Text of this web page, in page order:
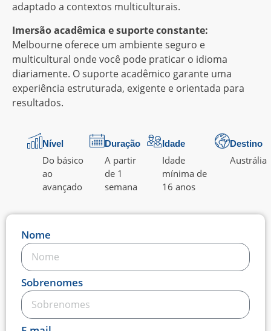
adaptado a contextos multiculturais.
Imersão acadêmica e suporte constante:
Melbourne oferece um ambiente seguro e
multicultural onde você pode praticar o idioma
diariamente. O suporte acadêmico garante uma
experiência estruturada, exigente e orientada para
resultados.
Nível
Do básico
ao
avançado
Duração
A partir
de 1
semana
Idade
Idade
mínima de
16 anos
Destino
Austrália
Nome
Sobrenomes